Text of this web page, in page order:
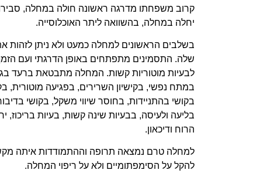
קרוב משפחתו מדרגה ראשונה חולה במחלה,
יחלה במחלה, בהשוואה ליתר האוכלוסייה.
בשלבים הראשונים למחלה כמעט ולא ניתן לזהות
שלה. התסמינים מתפתחים באופן הדרגתי ועם
לבעיות מוטוריות קשות. המחלה מתבטאת ברעד
במתח נפשי, בקישיון השרירים, בפגיעה מוטורית,
בקושי בהתניידות, בחוסר שיווי משקל, בקושי
בליעה ולעיסה, בבעיות שינה קשות, בעיות בריכוז,
הרוח ודיכאון.
למחלה טרם נמצאה תרופה וההתמודדות איתה
להקל על הסימפתומיים ולא על ריפוי המחלה.